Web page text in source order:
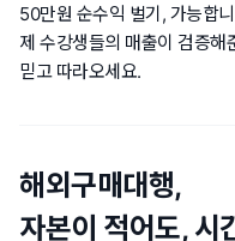
50만원 순수익 벌기, 가능합
제 수강생들의 매출이 검증해
믿고 따라오세요.
해외구매대행,
자본이 적어도, 시